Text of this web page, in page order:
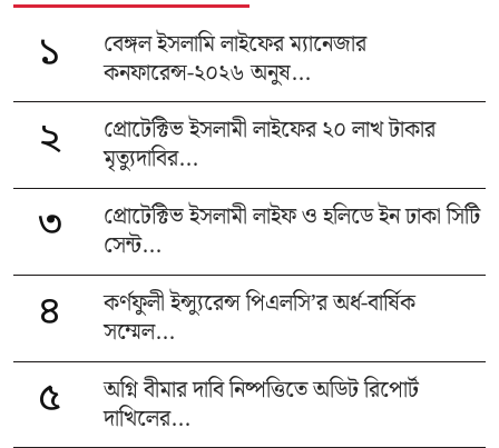
১
বেঙ্গল ইসলামি লাইফের ম্যানেজার
কনফারেন্স-২০২৬ অনুষ...
২
প্রোটেক্টিভ ইসলামী লাইফের ২০ লাখ টাকার
মৃত্যুদাবির...
৩
প্রোটেক্টিভ ইসলামী লাইফ ও হলিডে ইন ঢাকা সিটি
সেন্ট...
৪
কর্ণফুলী ইন্স্যুরেন্স পিএলসি’র অর্ধ-বার্ষিক
সম্মেল...
৫
অগ্নি বীমার দাবি নিষ্পত্তিতে অডিট রিপোর্ট
দাখিলের...